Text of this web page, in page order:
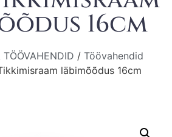
16cm
/ Töövahendid
läbimõõdus 16cm